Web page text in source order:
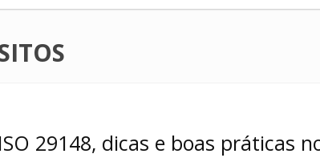
ISO 29148, dicas e boas práticas